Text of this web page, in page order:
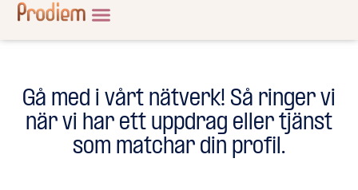
Gå med i vårt nätverk! Så ringer vi
när vi har ett uppdrag eller tjänst
som matchar din profil.